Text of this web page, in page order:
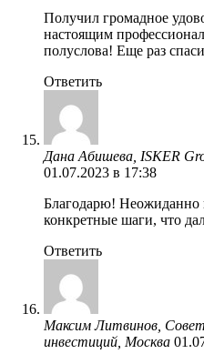
Получил громадное
настоящим
полуслова! Еще раз
Ответить
Дана Абишева, ISKER
01.07.2023 в 17:38
Благодарю! Неожиданно
конкретные шаги, что
Ответить
Максим Литвинов,
инвестиций, Москва